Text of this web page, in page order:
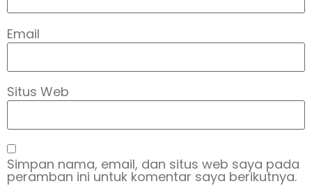
Email
Situs Web
Simpan nama, email, dan situs web saya pada
peramban ini untuk komentar saya berikutnya.